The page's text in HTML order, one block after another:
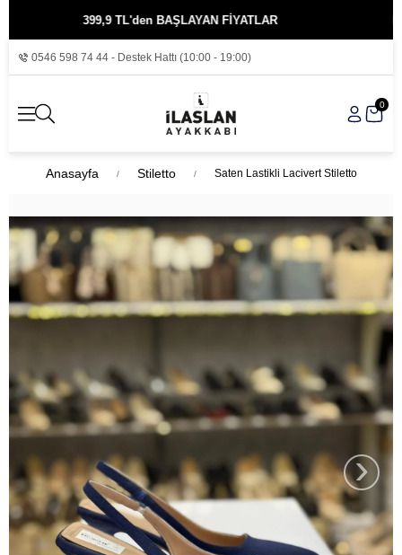
399,9 TL'den BAŞLAYAN FİYATLAR
0546 598 74 44 - Destek Hattı (10:00 - 19:00)
0
Anasayfa Stiletto Saten Lastikli Lacivert Stiletto
›